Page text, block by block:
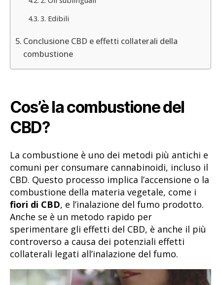
3. Edibili
Conclusione CBD e effetti collaterali della
combustione
Cos’è la combustione del
CBD?
La combustione è uno dei metodi più antichi e
comuni per consumare cannabinoidi, incluso il
CBD. Questo processo implica l’accensione o la
combustione della materia vegetale, come i
fiori di CBD, e l’inalazione del fumo prodotto.
Anche se è un metodo rapido per
sperimentare gli effetti del CBD, è anche il più
controverso a causa dei potenziali effetti
collaterali legati all’inalazione del fumo.